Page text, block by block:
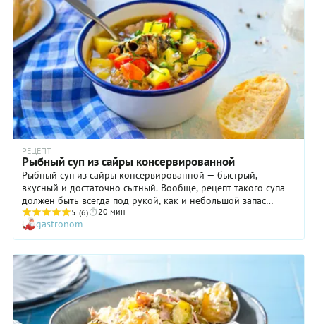
РЕЦЕПТ
Рыбный суп из сайры консервированной
Рыбный суп из сайры консервированной — быстрый,
вкусный и достаточно сытный. Вообще, рецепт такого супа
должен быть всегда под рукой, как и небольшой запас
рыбных консервов в холодильнике. Ведь это та самая
«палочка-выручалочка» для хозяйки, которая поможет, если
вдруг потребуется без особых хлопот приготовить на обед
достойное первое блюдо. Консервированная сайра придает
«быстрой ухе» насыщенный и ароматный вкус. Рыбный суп
из сайры в собственном соку с картошкой и обжаренными в
топленом масле овощами, щедро сдобренный измельченной
зеленью, придется по вкусу и взрослым, и детям.
5 (6) 20 мин
gastronom